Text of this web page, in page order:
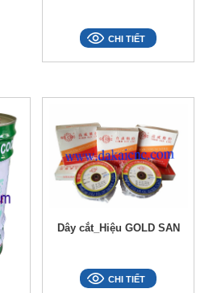
CHI TIẾT
Dây cắt_Hiệu GOLD SAN
CHI TIẾT